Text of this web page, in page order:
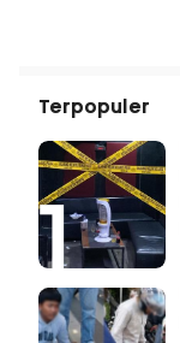
Terpopuler